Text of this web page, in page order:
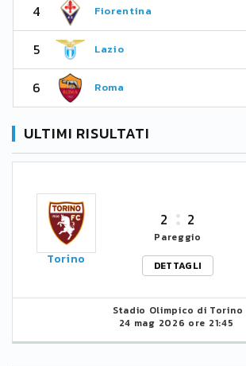
4 Fiorentina
5 Lazio
6 Roma
ULTIMI RISULTATI
Torino
2 2
Pareggio
DETTAGLI
Stadio Olimpico di Torino
24 mag 2026 ore 21:45